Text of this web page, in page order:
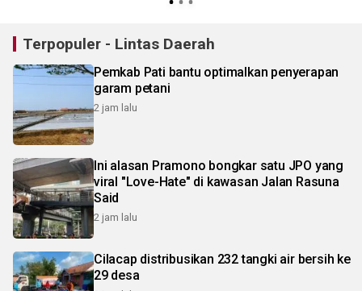
Terpopuler - Lintas Daerah
Pemkab Pati bantu optimalkan penyerapan
garam petani
2 jam lalu
Ini alasan Pramono bongkar satu JPO yang
viral "Love-Hate" di kawasan Jalan Rasuna
Said
2 jam lalu
Cilacap distribusikan 232 tangki air bersih ke
29 desa